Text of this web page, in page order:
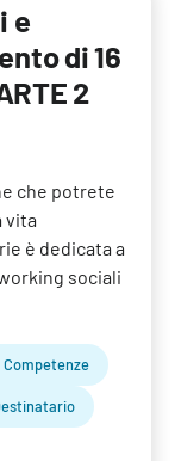
e
di 16
2
che potrete
vita
è dedicata a
sociali
Competenze